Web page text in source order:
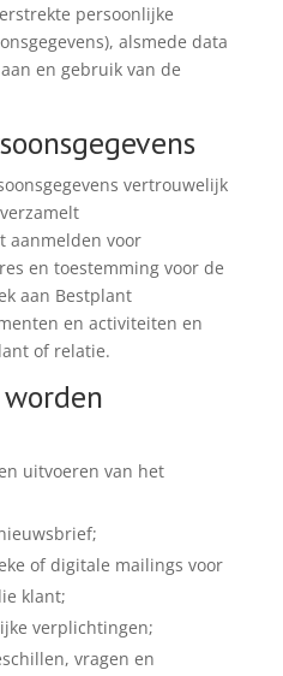
persoonlijke
alsmede data
en gebruik van de
vertrouwelijk
aanmelden voor
en toestemming voor de
aan Bestplant
en activiteiten en
of relatie.
uitvoeren van het
of digitale mailings voor
klant;
verplichtingen;
vragen en